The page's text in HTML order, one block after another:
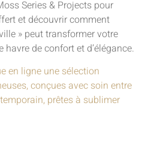
Series & Projects pour
et découvrir comment
» peut transformer votre
de confort et d’élégance.
en ligne une sélection
conçues avec soin entre
prêtes à sublimer